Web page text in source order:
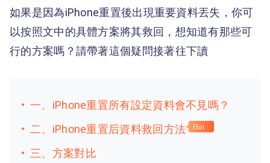
如果是因為iPhone重置後出現重要資料丟失，你可
以按照文中的具體方案將其救回，想知道有那些可
行的方案嗎？請帶著這個疑問接著往下讀
一、iPhone重置所有設定資料會不見嗎？
二、iPhone重置后資料救回方法
Hot
三、方案對比